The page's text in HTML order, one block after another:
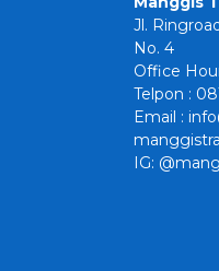
Jl.
No. 4
Office
Telpon :
Email :
IG: